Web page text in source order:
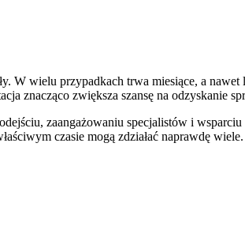
W wielu przypadkach trwa miesiące, a
znacząco zwiększa szansę na odzyskanie
zaangażowaniu specjalistów i
czasie mogą zdziałać naprawdę wiele.